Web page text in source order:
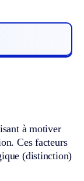
à motiver
Ces facteurs
(distinction)